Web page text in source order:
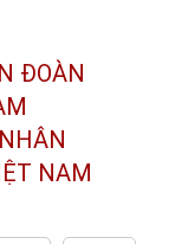
ĐOÀN
NAM